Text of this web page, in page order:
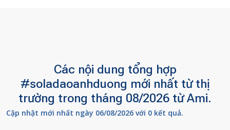
Các nội dung tổng hợp
#soladaoanhduong mới nhất từ thị
trường trong tháng 08/2026 từ Ami.
Cập nhật mới nhất ngày 06/08/2026 với 0 kết quả.